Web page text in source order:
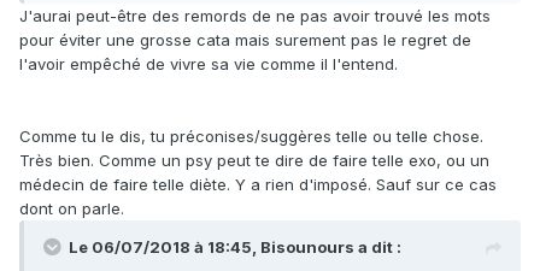
J'aurai peut-être des remords de ne pas avoir trouvé les mots
pour éviter une grosse cata mais surement pas le regret de
l'avoir empêché de vivre sa vie comme il l'entend.
Comme tu le dis, tu préconises/suggères telle ou telle chose.
Très bien. Comme un psy peut te dire de faire telle exo, ou un
médecin de faire telle diète. Y a rien d'imposé. Sauf sur ce cas
dont on parle.
Le 06/07/2018 à 18:45, Bisounours a dit :